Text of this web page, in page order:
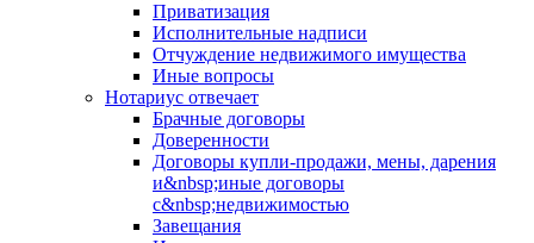
Приватизация
Исполнительные надписи
Отчуждение недвижимого имущества
Иные вопросы
Нотариус отвечает
Брачные договоры
Доверенности
Договоры купли-продажи, мены, дарения
и&nbsp;иные договоры
с&nbsp;недвижимостью
Завещания